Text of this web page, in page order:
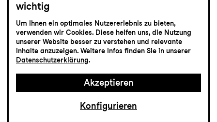
Einführung
Tickets
CHF 50-100
wichtig
Um Ihnen ein optimales Nutzererlebnis zu bieten,
verwenden wir Cookies. Diese helfen uns, die Nutzung
unserer Website besser zu verstehen und relevante
Inhalte anzuzeigen. Weitere Infos finden Sie in unserer
Datenschutzerklärung.
Akzeptieren
Konfigurieren